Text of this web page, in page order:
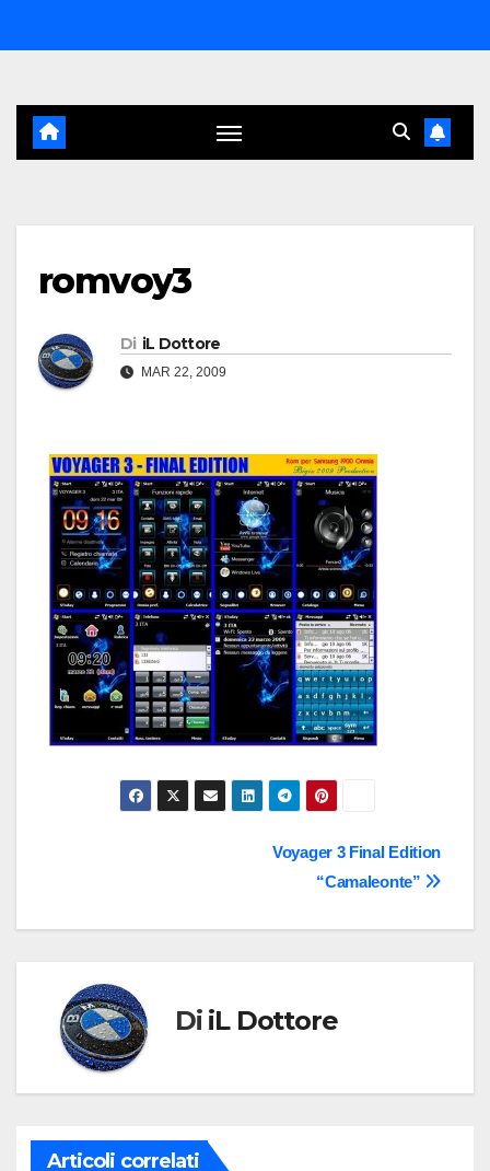
al
romvoy3
Di iL Dottore
MAR 22, 2009
Voyager 3 Final Edition
“Camaleonte”
Di iL Dottore
Articoli correlati